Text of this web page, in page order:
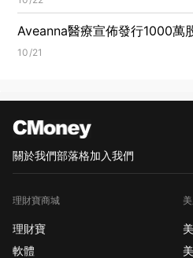
Aveanna醫療宣佈發行1000萬
售，引發市場關注！
10/21
關於我們部落格加入我們
理財寶商城
理財寶
軟體